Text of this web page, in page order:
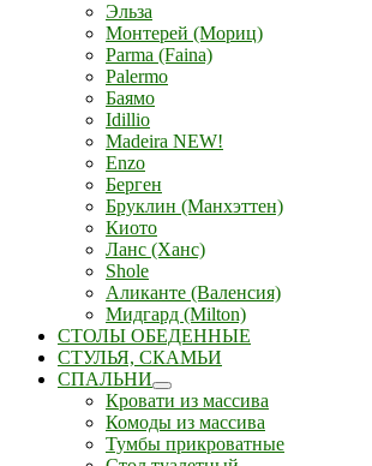
Эльза
Монтерей (Мориц)
Parma (Faina)
Palermo
Баямо
Idillio
Madeira NEW!
Enzo
Берген
Бруклин (Манхэттен)
Киото
Ланс (Ханс)
Shole
Аликанте (Валенсия)
Мидгард (Milton)
СТОЛЫ ОБЕДЕННЫЕ
СТУЛЬЯ, СКАМЬИ
СПАЛЬНИ
Кровати из массива
Комоды из массива
Тумбы прикроватные